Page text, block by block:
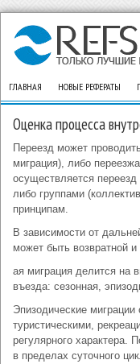
ГЛАВНАЯ НОВЫЕ РЕФЕРАТЫ
Оценка процесса
Переезд может
миграция), либо
осуществляется
либо группами
принципам.
В зависимости от
может быть возвратной и
ая миграция делится на
въезда: сезонная,
Эпизодические
туристическими,
регулярного характера.
в пределах суточного